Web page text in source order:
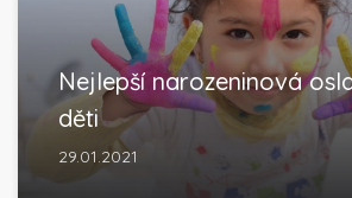
Nejlepší narozeninová
děti
29.01.2021